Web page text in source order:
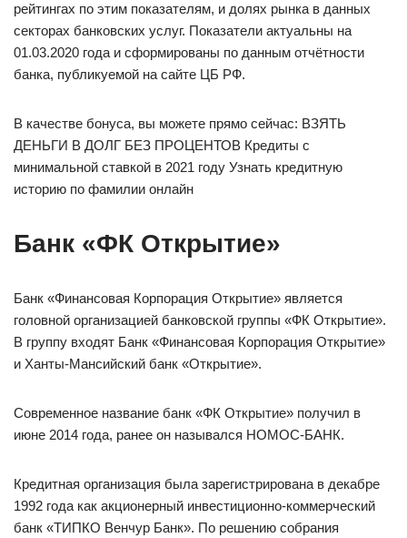
рейтингах по этим показателям, и долях рынка в данных
секторах банковских услуг. Показатели актуальны на
01.03.2020 года и сформированы по данным отчётности
банка, публикуемой на сайте ЦБ РФ.
В качестве бонуса, вы можете прямо сейчас: ВЗЯТЬ
ДЕНЬГИ В ДОЛГ БЕЗ ПРОЦЕНТОВ Кредиты с
минимальной ставкой в 2021 году Узнать кредитную
историю по фамилии онлайн
Банк «ФК Открытие»
Банк «Финансовая Корпорация Открытие» является
головной организацией банковской группы «ФК Открытие».
В группу входят Банк «Финансовая Корпорация Открытие»
и Ханты-Мансийский банк «Открытие».
Современное название банк «ФК Открытие» получил в
июне 2014 года, ранее он назывался НОМОС-БАНК.
Кредитная организация была зарегистрирована в декабре
1992 года как акционерный инвестиционно-коммерческий
банк «ТИПКО Венчур Банк». По решению собрания